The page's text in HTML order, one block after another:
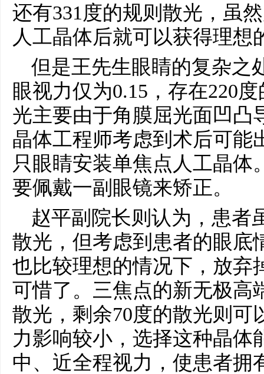
还有331度的规则散光，虽
人工晶体后就可以获得理想
但是王先生眼睛的复杂之
眼视力仅为0.15，存在220
光主要由于角膜屈光面凹凸
晶体工程师考虑到术后可能
只眼睛安装单焦点人工晶体
要佩戴一副眼镜来矫正。
赵平副院长则认为，患者
散光，但考虑到患者的眼底
也比较理想的情况下，放弃
可惜了。三焦点的新无极高
散光，剩余70度的散光则可
力影响较小，选择这种晶体
中、近全程视力，使患者拥